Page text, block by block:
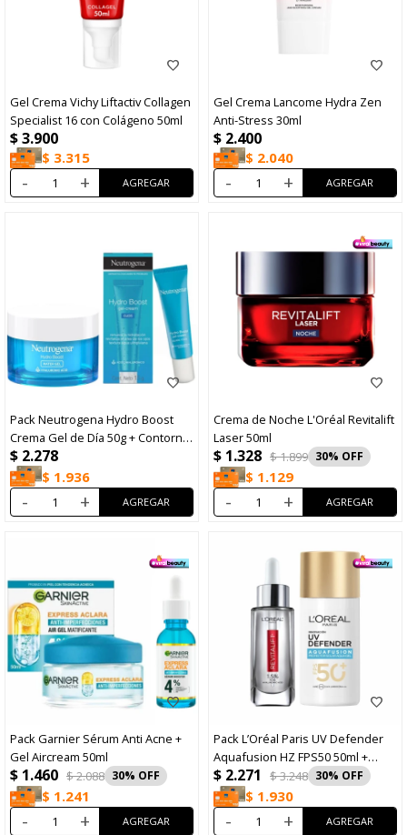
Gel Crema Vichy Liftactiv Collagen
Specialist 16 con Colágeno 50ml
$3.900
$ 3.315
- +
Gel Crema Lancome Hydra Zen
Anti-Stress 30ml
$ 2.400
$ 2.040
- +
Pack Neutrogena Hydro Boost
Crema Gel de Día 50g + Contorno
de Ojos 15ml
$ 2.278
$ 1.936
- +
Crema de Noche L'Oréal Revitalift
Laser 50ml
$ 1.328 $1.899 30
$ 1.129
- +
Pack Garnier Sérum Anti Acne +
Gel Aircream 50ml
$ 1.460 $2.088 30
$ 1.241
- +
Pack L’Oréal Paris UV Defender
Aquafusion HZ FPS50 50ml +
Sérum Revitalift Ácido Hialurónico
30ml
$ 2.271 $3.248 30
$ 1.930
- +